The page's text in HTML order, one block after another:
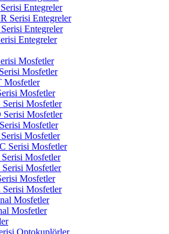
Entegreler
Serisi Entegreler
Entegreler
Entegreler
Mosfetler
Mosfetler
Mosfetler
Mosfetler
Mosfetler
Serisi Mosfetler
Mosfetler
Mosfetler
Serisi Mosfetler
Mosfetler
Mosfetler
Mosfetler
Mosfetler
Mosfetler
Mosfetler
Optokuplörler